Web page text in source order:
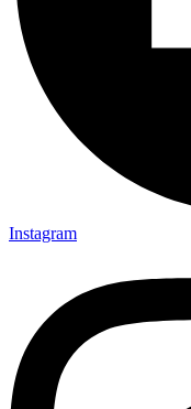
Instagram